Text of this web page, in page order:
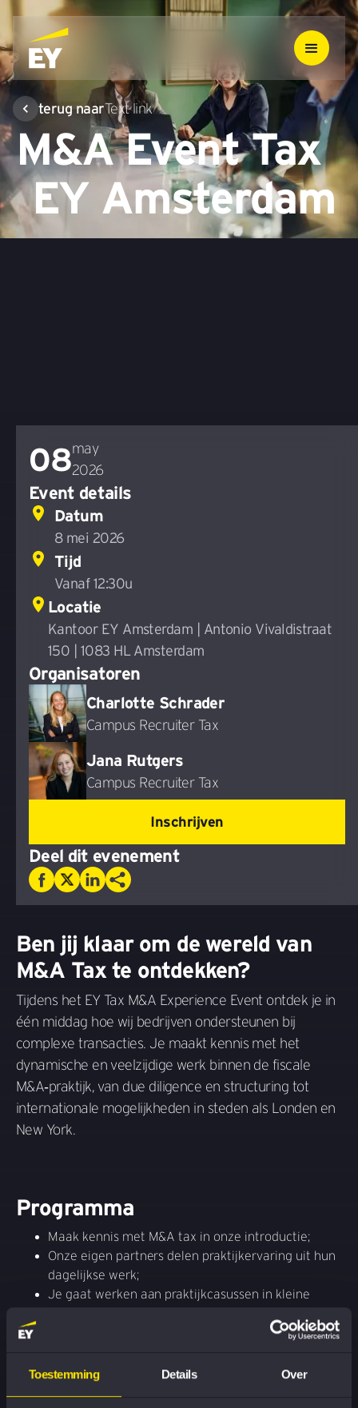
Toestemming Details Over
terug naarText link
M&A Event Tax
EY Amsterdam
Ben jij klaar om de wereld van
M&A Tax te ontdekken?
Tijdens het EY Tax M&A Experience Event ontdek je in
één middag hoe wij bedrijven ondersteunen bij
complexe transacties. Je maakt kennis met het
dynamische en veelzijdige werk binnen de fiscale
M&A‑praktijk, van due diligence en structuring tot
internationale mogelijkheden in steden als Londen en
New York.
Programma
Maak kennis met M&A tax in onze introductie;
Onze eigen partners delen praktijkervaring uit hun
dagelijkse werk;
Je gaat werken aan praktijkcasussen in kleine
We sluiten af met een gezamenliljk diner in de
08may
2026
Event details
Datum
8 mei 2026
Tijd
Vanaf 12:30u
Locatie
Kantoor EY Amsterdam | Antonio Vivaldistraat
150 | 1083 HL Amsterdam
Organisatoren
Charlotte Schrader
Campus Recruiter Tax
Jana Rutgers
Campus Recruiter Tax
Inschrijven
Deel dit evenement